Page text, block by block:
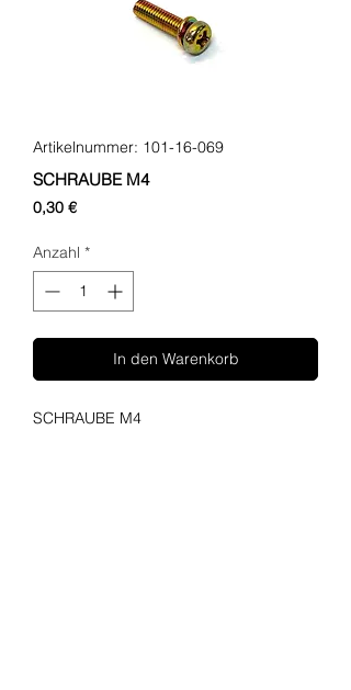
Artikelnummer: 101-16-069
SCHRAUBE M4
0,30 €Preis
Anzahl *
In den Warenkorb
SCHRAUBE M4